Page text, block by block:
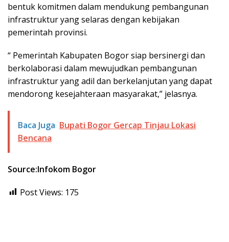
bentuk komitmen dalam mendukung pembangunan
infrastruktur yang selaras dengan kebijakan
pemerintah provinsi.
“ Pemerintah Kabupaten Bogor siap bersinergi dan
berkolaborasi dalam mewujudkan pembangunan
infrastruktur yang adil dan berkelanjutan yang dapat
mendorong kesejahteraan masyarakat,” jelasnya.
Baca Juga Bupati Bogor Gercap Tinjau Lokasi
Bencana
Source:Infokom Bogor
Post Views: 175